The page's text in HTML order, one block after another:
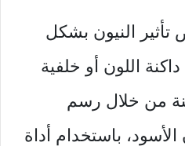
النيون بشكل
اللون أو خلفية
من خلال رسم
باستخدام أداة